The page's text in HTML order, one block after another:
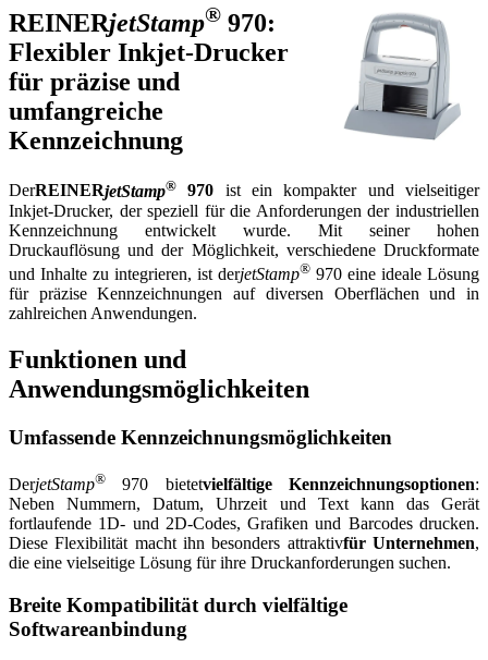
REINERjetStamp® 970:
Flexibler Inkjet-Drucker
für präzise und
umfangreiche
Kennzeichnung
DerREINERjetStamp® 970 ist ein kompakter und vielseitiger
Inkjet-Drucker, der speziell für die Anforderungen der industriellen
Kennzeichnung entwickelt wurde. Mit seiner hohen
Druckauflösung und der Möglichkeit, verschiedene Druckformate
und Inhalte zu integrieren, ist derjetStamp® 970 eine ideale Lösung
für präzise Kennzeichnungen auf diversen Oberflächen und in
zahlreichen Anwendungen.
Funktionen und
Anwendungsmöglichkeiten
Umfassende Kennzeichnungsmöglichkeiten
DerjetStamp® 970 bietetvielfältige Kennzeichnungsoptionen:
Neben Nummern, Datum, Uhrzeit und Text kann das Gerät
fortlaufende 1D- und 2D-Codes, Grafiken und Barcodes drucken.
Diese Flexibilität macht ihn besonders attraktivfür Unternehmen,
die eine vielseitige Lösung für ihre Druckanforderungen suchen.
Breite Kompatibilität durch vielfältige
Softwareanbindung